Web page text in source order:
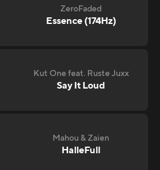
ZeroFaded
Essence (174Hz)
Kut One feat. Ruste Juxx
Say It Loud
Mahou & Zaien
HalleFull